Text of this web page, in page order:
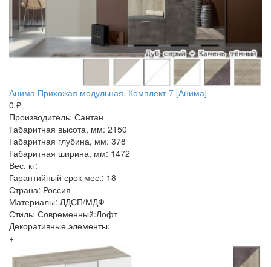
Анима Прихожая модульная, Комплект-7 [Анима]
0 ₽
Производитель: Сантан
Габаритная высота, мм: 2150
Габаритная глубина, мм: 378
Габаритная ширина, мм: 1472
Вес, кг:
Гарантийный срок мес.: 18
Страна: Россия
Материалы: ЛДСП/МДФ
Стиль: Современный:Лофт
Декоративные элементы:
+